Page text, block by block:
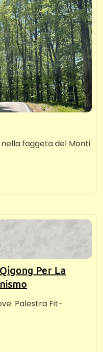
faggeta del Monti
Per La
Palestra Fit-